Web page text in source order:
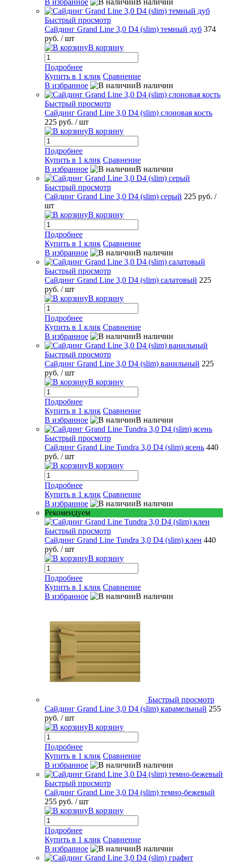
В избранное В наличии
Быстрый просмотр
Сайдинг Grand Line 3,0 D4 (slim) темный дуб 374
руб. / шт
В корзину
Подробнее
Купить в 1 клик Сравнение
В избранное
В наличии
Быстрый просмотр
Сайдинг Grand Line 3,0 D4 (slim) слоновая кость
225 руб. / шт
В корзину
Подробнее
Купить в 1 клик Сравнение
В избранное
В наличии
Быстрый просмотр
Сайдинг Grand Line 3,0 D4 (slim) серый 225 руб. /
шт
В корзину
Подробнее
Купить в 1 клик Сравнение
В избранное
В наличии
Быстрый просмотр
Сайдинг Grand Line 3,0 D4 (slim) салатовый 225
руб. / шт
В корзину
Подробнее
Купить в 1 клик Сравнение
В избранное
В наличии
Быстрый просмотр
Сайдинг Grand Line 3,0 D4 (slim) ванильный 225
руб. / шт
В корзину
Подробнее
Купить в 1 клик Сравнение
В избранное
В наличии
Быстрый просмотр
Сайдинг Grand Line Tundra 3,0 D4 (slim) ясень 440
руб. / шт
В корзину
Подробнее
Купить в 1 клик Сравнение
В избранное
В наличии
Рекомендуем
Быстрый просмотр
Сайдинг Grand Line Tundra 3,0 D4 (slim) клен 440
руб. / шт
В корзину
Подробнее
Купить в 1 клик Сравнение
В избранное
В наличии
Быстрый просмотр
Сайдинг Grand Line 3,0 D4 (slim) карамельный 255
руб. / шт
В корзину
Подробнее
Купить в 1 клик Сравнение
В избранное
В наличии
Быстрый просмотр
Сайдинг Grand Line 3,0 D4 (slim) темно-бежевый
255 руб. / шт
В корзину
Подробнее
Купить в 1 клик Сравнение
В избранное
В наличии